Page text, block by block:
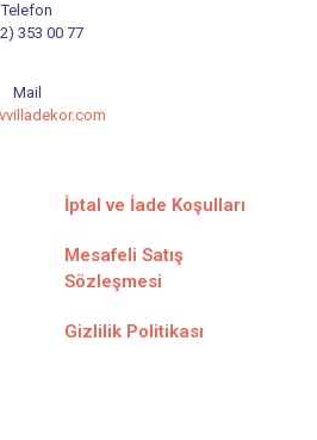
Telefon
353 00 77
Mail
İptal ve İade Koşulları
Mesafeli Satış
Sözleşmesi
Gizlilik Politikası